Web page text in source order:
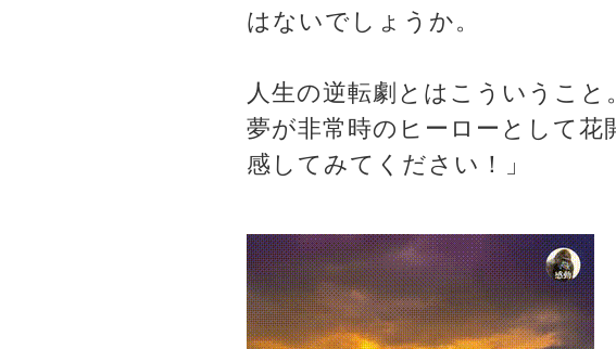
はないでしょうか。
人生の逆転劇とはこういうこ
夢が非常時のヒーローとして
感してみてください！」